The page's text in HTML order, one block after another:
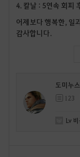
4. 칼날 : 5연속 회피
어제보다 행복한, 일
감사합니다.
도미누
123
Lv